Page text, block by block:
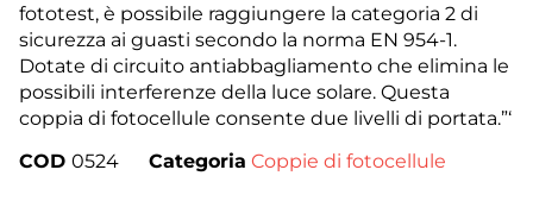
fototest, è possibile raggiungere la categoria 2 di
sicurezza ai guasti secondo la norma EN 954-1.
Dotate di circuito antiabbagliamento che elimina le
possibili interferenze della luce solare. Questa
coppia di fotocellule consente due livelli di portata.”‘
COD 0524 Categoria Coppie di fotocellule